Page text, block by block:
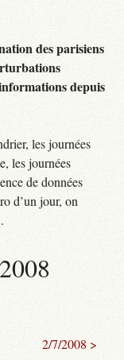
des parisiens
depuis
les journées
les journées
de données
d’un jour, on
2/7/2008 >